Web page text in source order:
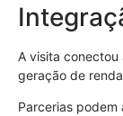
A visita
geração de
Parcerias podem